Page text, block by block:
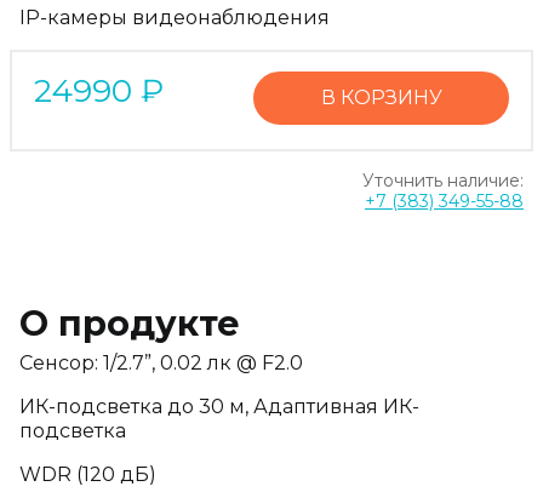
IP-камеры видеонаблюдения
24990 ₽ В КОРЗИНУ
Уточнить наличие:
+7 (383) 349-55-88
О продукте
Сенсор: 1/2.7”, 0.02 лк @ F2.0
ИК-подсветка до 30 м, Адаптивная ИК-
подсветка
WDR (120 дБ)